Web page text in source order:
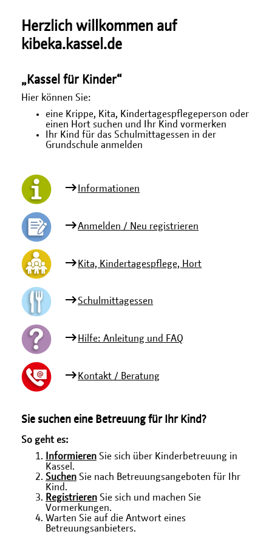
Herzlich willkommen auf
kibeka.kassel.de
„Kassel für Kinder“
Hier können Sie:
eine Krippe, Kita, Kindertagespflegeperson oder
einen Hort suchen und Ihr Kind vormerken
Ihr Kind für das Schulmittagessen in der
Grundschule anmelden
Informationen
Anmelden / Neu registrieren
Kita, Kindertagespflege, Hort
Schulmittagessen
Hilfe: Anleitung und FAQ
Kontakt / Beratung
Sie suchen eine Betreuung für Ihr Kind?
So geht es:
Informieren Sie sich über Kinderbetreuung in
Kassel.
Suchen Sie nach Betreuungsangeboten für Ihr
Kind.
Registrieren Sie sich und machen Sie
Vormerkungen.
Warten Sie auf die Antwort eines
Betreuungsanbieters.